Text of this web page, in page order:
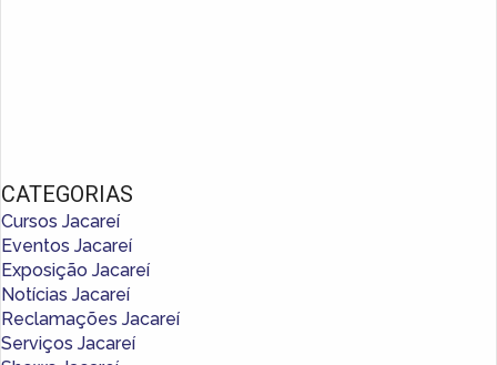
CATEGORIAS
Cursos Jacareí
Eventos Jacareí
Exposição Jacareí
Notícias Jacareí
Reclamações Jacareí
Serviços Jacareí